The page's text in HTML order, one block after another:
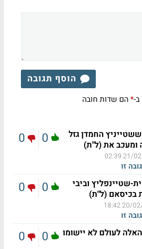
הוסף תגובה
*הם שדות חובה
החמדן גזל
ומעכב את (ל"ת)
21/02/
זו
0
0
שטיינפליץ וביבי
בכיסאם (ל"ת)
20/02/
זו
0
0
לעולם לא יישומו
0
0